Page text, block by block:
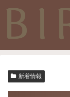
新着情報